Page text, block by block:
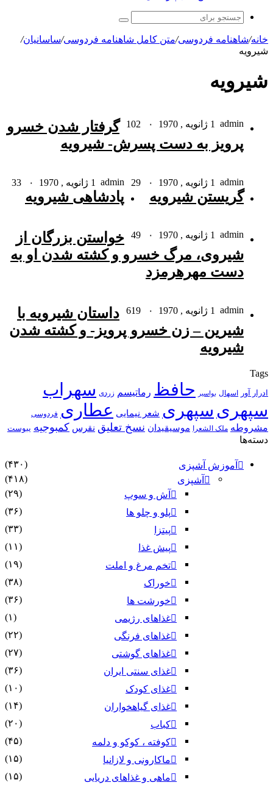
جستجو
برای
خانه/شاهنامه فردوسی/متن کامل شاهنامه فردوسی/ساسانیان/
شيرويه
شيرويه
admin 1 ژانویه , 1970 ۰
گرفتار شدن خسرو
پرویز به دست پسرش- شیرویه
admin 1 ژانویه , 1970 ۰
گریستن شیرویه
admin 1 ژانویه , 1970 ۰
پادشاهى شیرویه
admin 1 ژانویه , 1970 ۰
خواستن بزرگان از
شیروى، مرگ خسرو و کشته شدن او به
دست مهرهرمزد
admin 1 ژانویه , 1970 ۰
داستان شیرویه با
شیرین – زن خسرو پرویز- و کشته شدن
شیرویه
Tags
ادرار آور اسهال بواسیر حافظ رماتیسم زردی سهراب
سپهری سپهری شعر نیمایی عطاری فردوسی
مشروطه ملک الشعرا موسیقیدان نسخ تعلیق نقرس کمبوجیه یبوست
دسته‌ها
آموزش آشپزی
(۴۳۰)
آشپزی
(۴۱۸)
آش و سوپ
(۲۹)
پلو و چلو ها
(۳۶)
پیتزا
(۳۳)
پیش غذا
(۱۱)
تخم مرغ و املت
(۱۹)
خوراک
(۳۸)
خورشت ها
(۳۶)
غذاهای رژیمی
(۱)
غذاهای فرنگی
(۲۲)
غذاهای گوشتی
(۲۷)
غذای سنتی ایران
(۳۶)
غذای کودک
(۱۰)
غذای گیاهخواران
(۱۴)
کباب
(۲۰)
کوفته ، کوکو و دلمه
(۴۵)
ماکارونی و لازانیا
(۱۵)
ماهی و غذاهای دریایی
(۱۵)